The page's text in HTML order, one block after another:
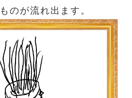
のが流れ出ます。